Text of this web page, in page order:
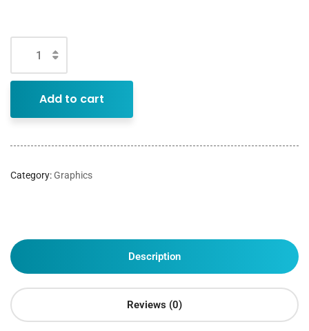
Add to cart
Category:Graphics
Description
Reviews (0)